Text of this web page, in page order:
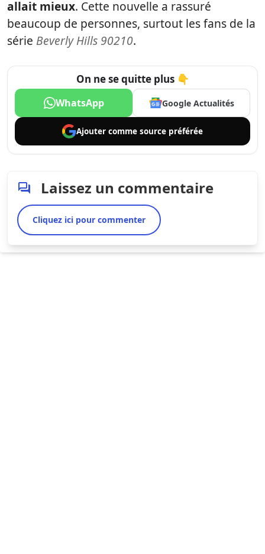
allait mieux. Cette nouvelle a rassuré
beaucoup de personnes, surtout les fans de la
série Beverly Hills 90210.
On ne se quitte plus 👇
WhatsApp Google Actualités
Ajouter comme source préférée
Laissez un commentaire
Cliquez ici pour commenter